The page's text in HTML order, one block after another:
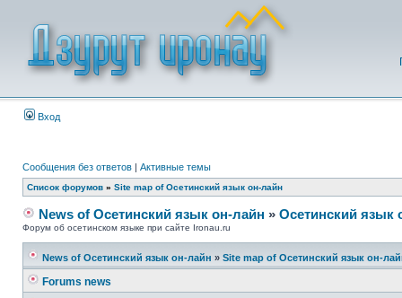
Вход
Сообщения без ответов | Активные темы
Список форумов » Site map of Осетинский язык он-лайн
News of Осетинский язык он-лайн » Осетинский язык
Форум об осетинском языке при сайте Ironau.ru
News of Осетинский язык он-лайн » Site map of Осетинский язык он-
Forums news